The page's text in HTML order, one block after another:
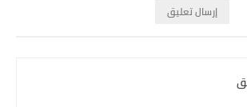
إرسال تعليق